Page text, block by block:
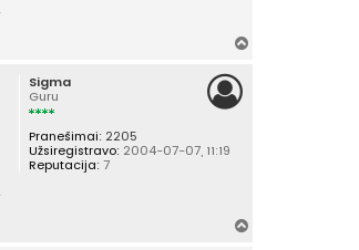
Sigma
Guru
Pranešimai: 2205
Užsiregistravo: 2004-07-07, 11:19
Reputacija: 7